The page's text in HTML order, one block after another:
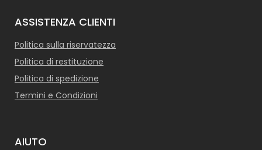
ASSISTENZA CLIENTI
Politica sulla riservatezza
Politica di restituzione
Politica di spedizione
Termini e Condizioni
AIUTO